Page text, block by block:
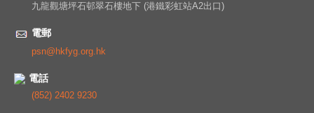
九龍觀塘坪石邨翠石樓地下 (港鐵彩虹站A2出口)
電郵
psn@hkfyg.org.hk
電話
(852) 2402 9230